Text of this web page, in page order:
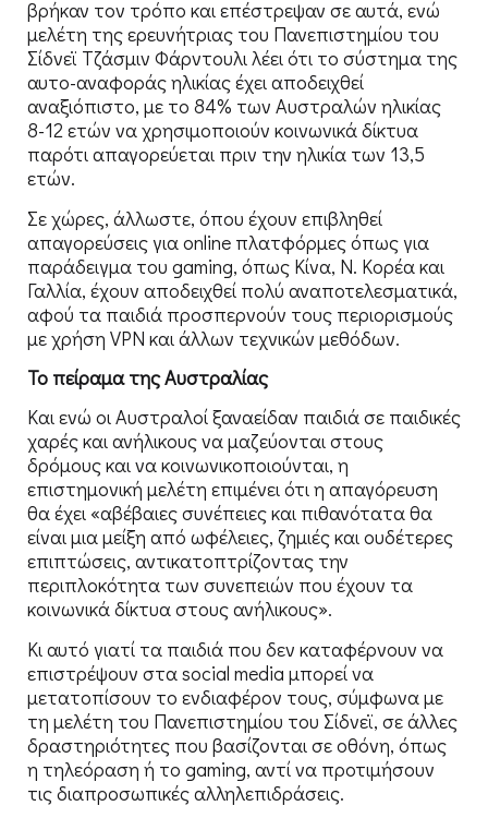
βρήκαν τον τρόπο και επέστρεψαν σε αυτά, ενώ
μελέτη της ερευνήτριας του Πανεπιστημίου του
Σίδνεϊ Τζάσμιν Φάρντουλι λέει ότι το σύστημα της
αυτο-αναφοράς ηλικίας έχει αποδειχθεί
αναξιόπιστο, με το 84% των Αυστραλών ηλικίας
8-12 ετών να χρησιμοποιούν κοινωνικά δίκτυα
παρότι απαγορεύεται πριν την ηλικία των 13,5
ετών.
Σε χώρες, άλλωστε, όπου έχουν επιβληθεί
απαγορεύσεις για online πλατφόρμες όπως για
παράδειγμα του gaming, όπως Κίνα, Ν. Κορέα και
Γαλλία, έχουν αποδειχθεί πολύ αναποτελεσματικά,
αφού τα παιδιά προσπερνούν τους περιορισμούς
με χρήση VPN και άλλων τεχνικών μεθόδων.
Το πείραμα της Αυστραλίας
Και ενώ οι Αυστραλοί ξαναείδαν παιδιά σε παιδικές
χαρές και ανήλικους να μαζεύονται στους
δρόμους και να κοινωνικοποιούνται, η
επιστημονική μελέτη επιμένει ότι η απαγόρευση
θα έχει «αβέβαιες συνέπειες και πιθανότατα θα
είναι μια μείξη από ωφέλειες, ζημιές και ουδέτερες
επιπτώσεις, αντικατοπτρίζοντας την
περιπλοκότητα των συνεπειών που έχουν τα
κοινωνικά δίκτυα στους ανήλικους».
Κι αυτό γιατί τα παιδιά που δεν καταφέρνουν να
επιστρέψουν στα social media μπορεί να
μετατοπίσουν το ενδιαφέρον τους, σύμφωνα με
τη μελέτη του Πανεπιστημίου του Σίδνεϊ, σε άλλες
δραστηριότητες που βασίζονται σε οθόνη, όπως
η τηλεόραση ή το gaming, αντί να προτιμήσουν
τις διαπροσωπικές αλληλεπιδράσεις.